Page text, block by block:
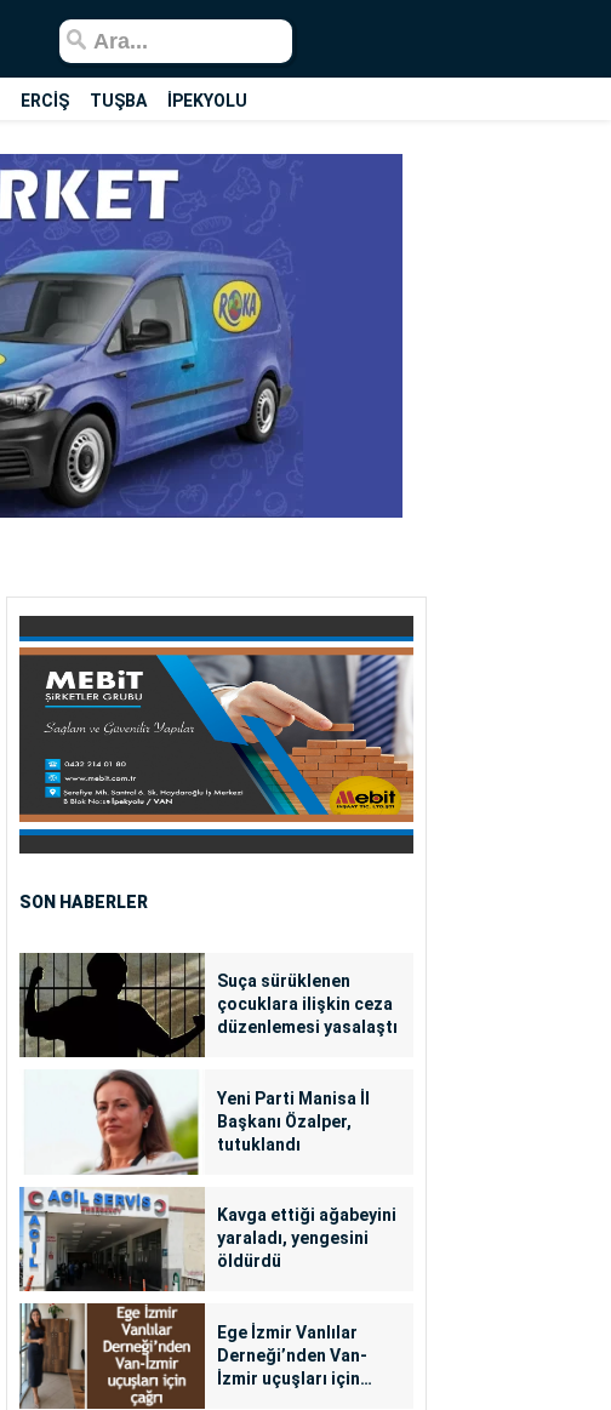
ERCİŞ TUŞBA İPEKYOLU
SON HABERLER
Suça sürüklenen
çocuklara ilişkin ceza
düzenlemesi yasalaştı
Yeni Parti Manisa İl
Başkanı Özalper,
tutuklandı
Kavga ettiği ağabeyini
yaraladı, yengesini
öldürdü
Ege İzmir Vanlılar
Derneği’nden Van-
İzmir uçuşları için